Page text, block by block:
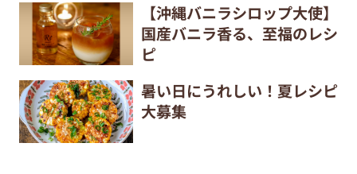
【沖縄バニラシロップ大使】
国産バニラ香る、至福のレシ
ピ
暑い日にうれしい！夏レシピ
大募集